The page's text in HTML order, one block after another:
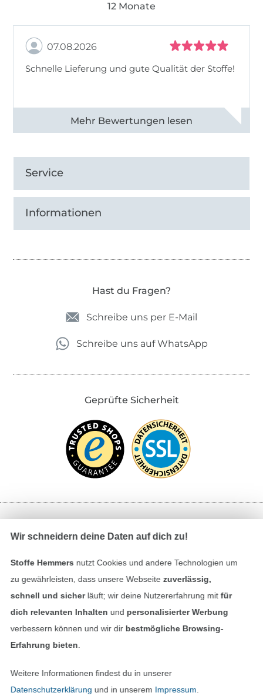
12 Monate
07.08.2026
Schnelle Lieferung und gute Qualität der Stoffe!
Alle 82968 Bewertungen ansehen
Service
Informationen
Hast du Fragen?
Schreibe uns per E-Mail
Schreibe uns auf WhatsApp
Geprüfte Sicherheit
Bezahlen mit
Unsere Versandpartner
Wir schneidern deine Daten auf dich zu!
Stoffe Hemmers nutzt Cookies und andere Technologien um
zu gewährleisten, dass unsere Webseite zuverlässig,
schnell und sicherläuft; wir deine Nutzererfahrung mitfür
dich relevanten Inhalten und personalisierter Werbung
verbessern können und wir dir bestmögliche Browsing-
Erfahrung bieten
Weitere Informationen findest du in unserer
Datenschutzerklärung und in unserem Impressum